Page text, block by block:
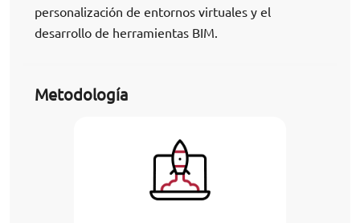
personalización de entornos virtuales y el
desarrollo de herramientas BIM.
Metodología